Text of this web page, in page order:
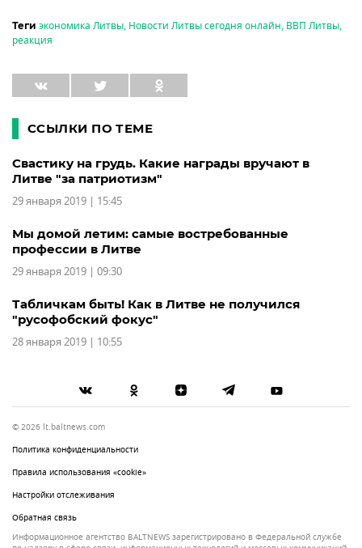
Теги экономика Литвы, Новости Литвы сегодня онлайн, ВВП Литвы,
реакция
ССЫЛКИ ПО ТЕМЕ
Свастику на грудь. Какие награды вручают в
Литве "за патриотизм"
29 января 2019 | 15:45
Мы домой летим: самые востребованные
профессии в Литве
29 января 2019 | 09:30
Табличкам быть! Как в Литве не получился
"русофобский фокус"
28 января 2019 | 10:55
© 2026 lt.baltnews.com
Политика конфиденциальности
Правила использования «cookie»
Настройки отслеживания
Обратная связь
Информационное агентство BALTNEWS зарегистрировано в Федеральной службе